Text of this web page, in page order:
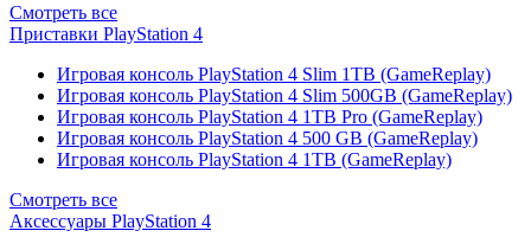
Смотреть все
Приставки PlayStation 4
Игровая консоль PlayStation 4 Slim 1TB (GameReplay)
Игровая консоль PlayStation 4 Slim 500GB (GameReplay)
Игровая консоль PlayStation 4 1TB Pro (GameReplay)
Игровая консоль PlayStation 4 500 GB (GameReplay)
Игровая консоль PlayStation 4 1TB (GameReplay)
Смотреть все
Аксессуары PlayStation 4